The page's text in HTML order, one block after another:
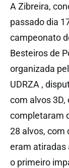
A Zibreira,
passado dia
campeonato
Besteiros de
organizada
UDRZA ,
com alvos
completaram
28 alvos, com
eram atiradas
o primeiro